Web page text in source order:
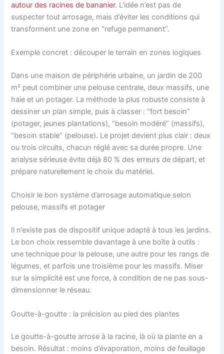
autour des racines de bananier. L’idée n’est pas de
suspecter tout arrosage, mais d’éviter les conditions qui
transforment une zone en “refuge permanent”.
Exemple concret : découper le terrain en zones logiques
Dans une maison de périphérie urbaine, un jardin de 200
m² peut combiner une pelouse centrale, deux massifs, une
haie et un potager. La méthode la plus robuste consiste à
dessiner un plan simple, puis à classer : “fort besoin”
(potager, jeunes plantations), “besoin modéré” (massifs),
“besoin stable” (pelouse). Le projet devient plus clair : deux
ou trois circuits, chacun réglé avec sa durée propre. Une
analyse sérieuse évite déjà 80 % des erreurs de départ, et
prépare naturellement le choix du matériel.
Choisir le bon système d’arrosage automatique selon
pelouse, massifs et potager
Il n’existe pas de dispositif unique adapté à tous les jardins.
Le bon choix ressemble davantage à une boîte à outils :
une technique pour la pelouse, une autre pour les rangs de
légumes, et parfois une troisième pour les massifs. Miser
sur la simplicité est une force, à condition de ne pas sous-
dimensionner le réseau.
Goutte-à-goutte : la précision au pied des plantes
Le goutte-à-goutte arrose à la racine, là où la plante en a
besoin. Résultat : moins d’évaporation, moins de feuillage